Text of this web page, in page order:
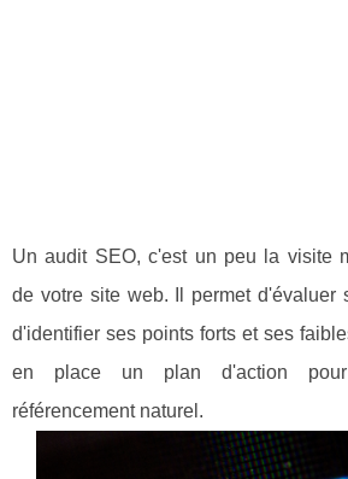
Un audit SEO, c'est un peu la visite
de votre site web. Il permet d'évaluer
d'identifier ses points forts et ses
en place un plan d'action
référencement naturel.